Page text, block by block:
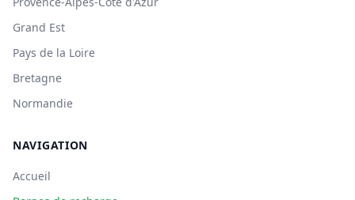
Grand Est
Pays de la Loire
Bretagne
Normandie
NAVIGATION
Accueil